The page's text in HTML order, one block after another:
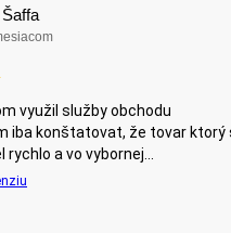
využil služby obchodu
iba konštatovat, že tovar ktorý
rychlo a vo vybornej...